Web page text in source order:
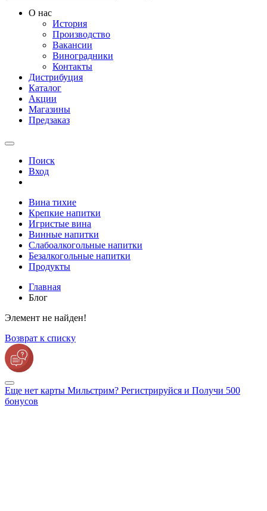
О нас
История
Производство
Вакансии
Виноградники
Контакты
Дистрибуция
Каталог
Акции
Магазины
Предзаказ
Поиск
Вход
Вина тихие
Крепкие напитки
Игристые вина
Винные напитки
Слабоалкогольные напитки
Безалкогольные напитки
Продукты
Главная
Блог
Элемент не найден!
Возврат к списку
Еще нет карты Мильстрим? Регистрируйся и Получи 500
бонусов